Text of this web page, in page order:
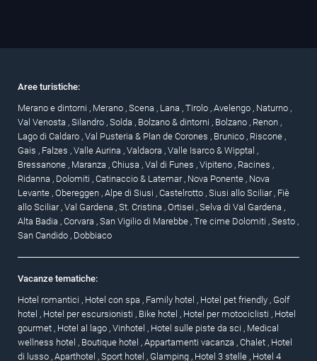
Aree turistiche:
Merano e dintorni , Merano , Scena , Lana , Tirolo , Avelengo , Naturno ,
Val Venosta , Silandro , Solda , Bolzano & dintorni , Bolzano , Renon ,
Lago di Caldaro , Val Pusteria & Plan de Corones , Brunico , Riscone ,
Gais , Falzes , Valle Aurina , Valdaora , Valle Isarco & Wipptal ,
Bressanone , Maranza , Chiusa , Val di Funes , Vipiteno , Racines ,
Ridanna , Dolomiti , Catinaccio & Latemar , Nova Ponente , Nova
Levante , Obereggen , Alpe di Siusi , Castelrotto , Siusi allo Sciliar , Fiè
allo Sciliar , Val Gardena , St. Cristina , Ortisei , Selva di Val Gardena ,
Alta Badia , Corvara , San Vigilio di Marebbe , Tre cime Dolomiti , Sesto ,
San Candido , Dobbiaco
Vacanze tematiche:
Hotel romantici , Hotel con spa , Family hotel , Hotel pet friendly , Golf
hotel , Hotel per escursionisti , Bike hotel , Hotel per motociclisti , Hotel
gourmet , Hotel al lago , Vinhotel , Hotel sulle piste da sci , Medical
wellness hotel , Boutique hotel , Appartamenti vacanza , Chalet , Hotel
di lusso , Aparthotel , Sport hotel , Glamping , Hotel 3 stelle , Hotel 4